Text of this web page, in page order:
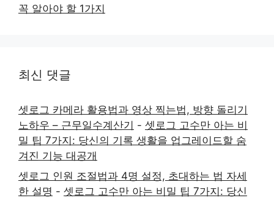
꼭 알아야 할 1가지
최신 댓글
셋로그 카메라 활용법과 영상 찍는법, 방향 돌리기
노하우 – 근무일수계산기 - 셋로그 고수만 아는 비
밀 팁 7가지: 당신의 기록 생활을 업그레이드할 숨
겨진 기능 대공개
셋로그 인원 조절법과 4명 설정, 초대하는 법 자세
한 설명 - 셋로그 고수만 아는 비밀 팁 7가지: 당신